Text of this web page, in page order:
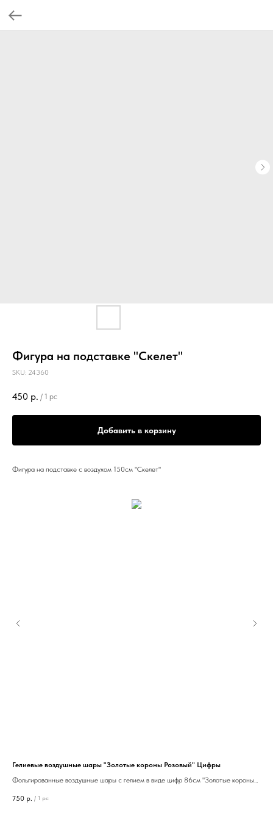
Фигура на подставке "Скелет"
SKU: 24360
450 р. / 1 pc
Добавить в корзину
Фигура на подставке с воздухом 150см "Скелет"
Гелиевые воздушные шары "Золотые короны Розовый" Цифры
Фольгированные воздушные шары с гелием в виде цифр 86см "Золотые короны
750 р. / 1 pc